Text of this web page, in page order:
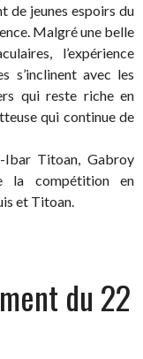
de jeunes espoirs du
Malgré une belle
l’expérience
s’inclinent avec les
qui reste riche en
qui continue de
Titoan, Gabroy
la compétition en
et Titoan.
du 22